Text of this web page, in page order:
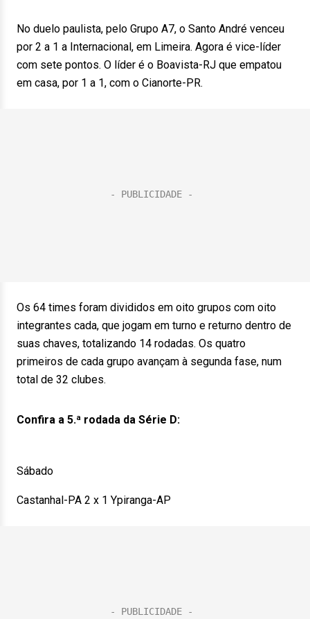
No duelo paulista, pelo Grupo A7, o Santo André venceu
por 2 a 1 a Internacional, em Limeira. Agora é vice-líder
com sete pontos. O líder é o Boavista-RJ que empatou
em casa, por 1 a 1, com o Cianorte-PR.
Os 64 times foram divididos em oito grupos com oito
integrantes cada, que jogam em turno e returno dentro de
suas chaves, totalizando 14 rodadas. Os quatro
primeiros de cada grupo avançam à segunda fase, num
total de 32 clubes.
Confira a 5.ª rodada da Série D:
Sábado
Castanhal-PA 2 x 1 Ypiranga-AP